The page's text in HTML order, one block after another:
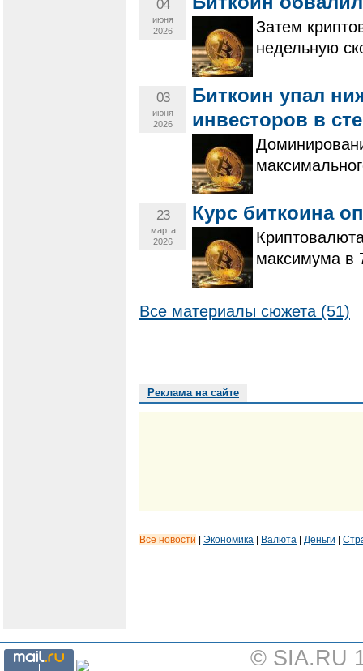
04
июня
2026
Затем
недельную
03
июня
2026
Биткоин упал
инвесторов в
23
марта
2026
Курс биткоина
максимума в
Все материалы сюжета (51)
Реклама на сайте
Все новости Экономика Валюта Деньги
© SIA.RU